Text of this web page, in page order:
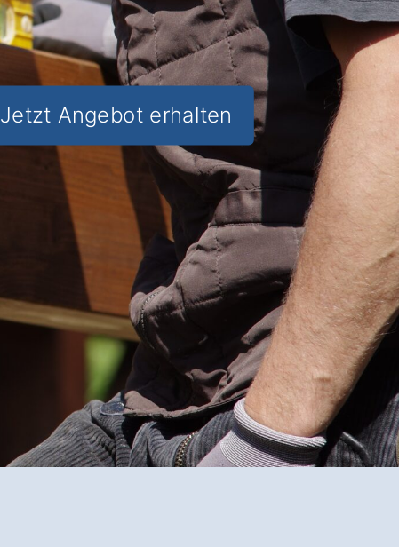
Jetzt Angebot erhalten